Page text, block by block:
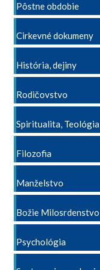
Pôstne obdobie
Cirkevné dokumeny
História, dejiny
Rodičovstvo
Spiritualita, Teológia
Filozofia
Manželstvo
Božie Milosrdenstvo
Psychológia